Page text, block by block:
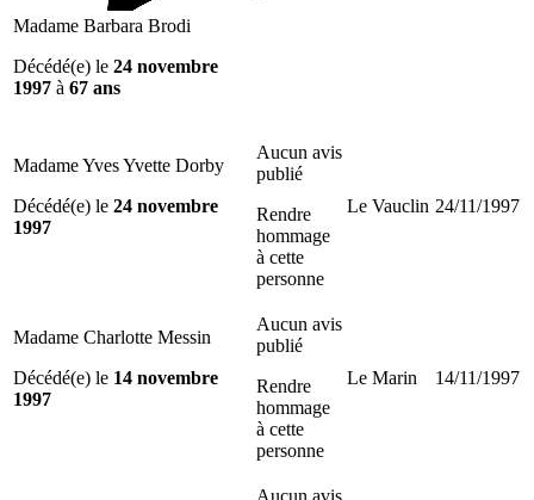
Madame Barbara Brodi
Décédé(e) le 24 novembre
1997 à 67 ans
Madame Yves Yvette Dorby
Décédé(e) le 24 novembre
1997
Aucun avis
publié
Rendre
hommage
à cette
personne
Le Vauclin 24/11/1997
Madame Charlotte Messin
Décédé(e) le 14 novembre
1997
Aucun avis
publié
Rendre
hommage
à cette
personne
Le Marin 14/11/1997
Aucun avis